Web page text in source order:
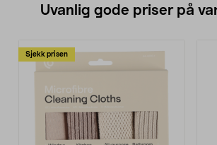
Uvanlig gode priser på
Sjekk prisen